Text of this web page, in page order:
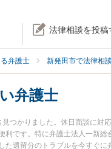
法律相談を投稿
弁護士 新発田市で法律相
弁護士
つかりました。休日面談に
利です。特に弁護士法人一新
た遺留分のトラブルを今すぐ